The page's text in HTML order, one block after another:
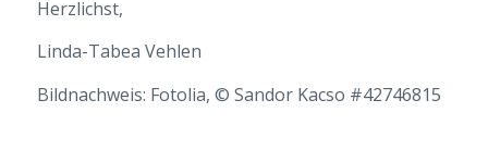
Herzlichst,
Linda-Tabea Vehlen
Bildnachweis: Fotolia, © Sandor Kacso #42746815